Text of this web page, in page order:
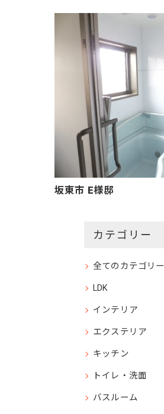
坂東市 E様邸
カテゴリー
全てのカテゴリー
LDK
インテリア
エクステリア
キッチン
トイレ・洗面
バスルーム